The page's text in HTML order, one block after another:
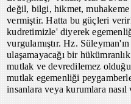
değil, bilgi, hikmet,
vermiştir. Hatta bu güçleri
kudretimizle' diyerek
vurgulamıştır. Hz.
ulaşamayacağı bir
mutlak ve devredilemez
mutlak egemenliği
insanlara veya kurumlara